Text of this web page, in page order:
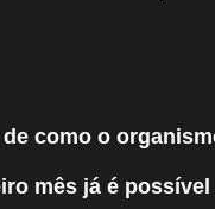
como o
mês já é possível